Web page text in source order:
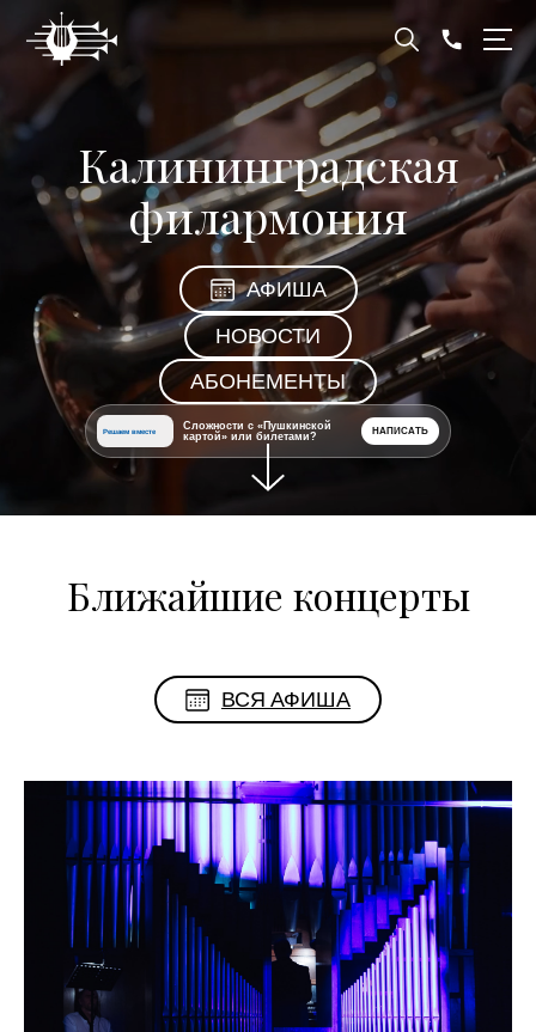
Калининградская
филармония
АФИША
НОВОСТИ
АБОНЕМЕНТЫ
Решаем вместе
Сложности с «Пушкинской
картой» или билетами?
НАПИСАТЬ
Ближайшие концерты
ВСЯ АФИША